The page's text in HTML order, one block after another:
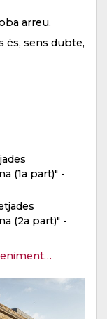
arreu.
és, sens dubte,
(1a part)" -
(2a part)" -